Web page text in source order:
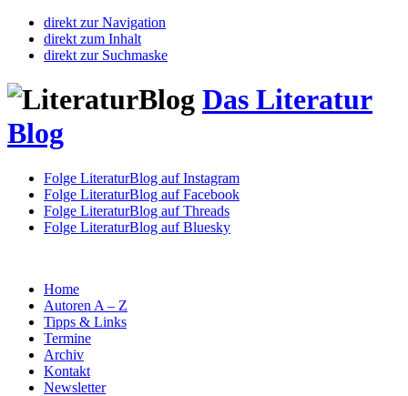
direkt zur Navigation
direkt zum Inhalt
direkt zur Suchmaske
Das Literatur
Blog
Folge LiteraturBlog auf Instagram
Folge LiteraturBlog auf Facebook
Folge LiteraturBlog auf Threads
Folge LiteraturBlog auf Bluesky
Home
Autoren A – Z
Tipps & Links
Termine
Archiv
Kontakt
Newsletter